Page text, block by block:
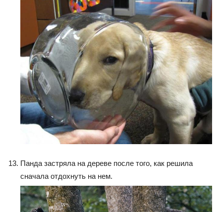
Панда застряла на дереве после того, как решила
сначала отдохнуть на нем.